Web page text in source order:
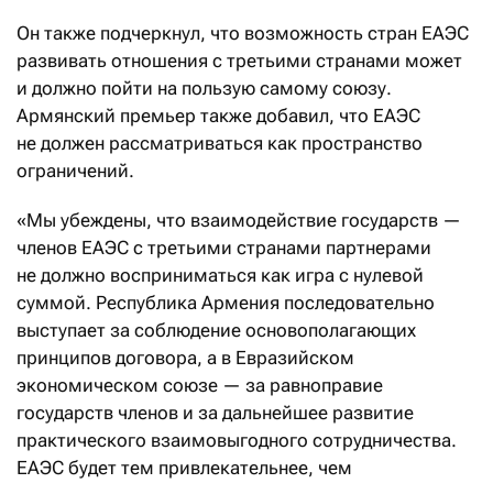
Он также подчеркнул, что возможность стран ЕАЭС
развивать отношения с третьими странами может
и должно пойти на пользую самому союзу.
Армянский премьер также добавил, что ЕАЭС
не должен рассматриваться как пространство
ограничений.
«Мы убеждены, что взаимодействие государств —
членов ЕАЭС с третьими странами партнерами
не должно восприниматься как игра с нулевой
суммой. Республика Армения последовательно
выступает за соблюдение основополагающих
принципов договора, а в Евразийском
экономическом союзе — за равноправие
государств членов и за дальнейшее развитие
практического взаимовыгодного сотрудничества.
ЕАЭС будет тем привлекательнее, чем